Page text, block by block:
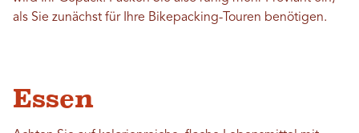
als Sie zunächst für Ihre Bikepacking-Touren benötigen.
Essen